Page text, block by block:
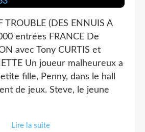
TROUBLE (DES ENNUIS A
entrées FRANCE De
avec Tony CURTIS et
Un joueur malheureux a
fille, Penny, dans le hall
de jeux. Steve, le jeune
Lire la suite